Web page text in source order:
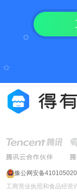
豫公网安备
工商营业执照和食品经营